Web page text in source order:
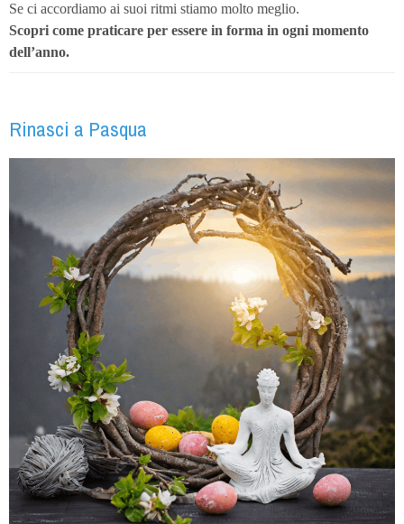
Se ci accordiamo ai suoi ritmi stiamo molto meglio.
Scopri come praticare per essere in forma in ogni momento
dell’anno.
Rinasci a Pasqua